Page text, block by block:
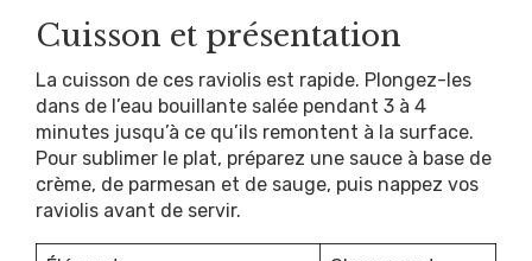
Cuisson et présentation
La cuisson de ces raviolis est rapide. Plongez-les
dans de l’eau bouillante salée pendant 3 à 4
minutes jusqu’à ce qu’ils remontent à la surface.
Pour sublimer le plat, préparez une sauce à base de
crème, de parmesan et de sauge, puis nappez vos
raviolis avant de servir.